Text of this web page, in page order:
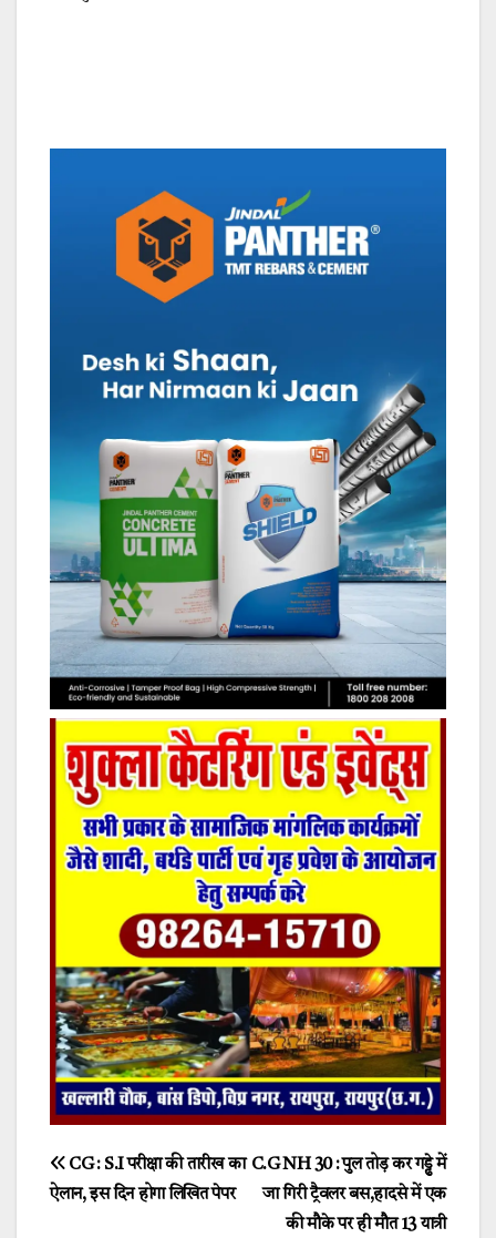
Post
navigation
C.G NH 30 : पुल तोड़ कर गड्ढे में
जा गिरी ट्रैवलर बस,हादसे में एक
की मौके पर ही मौत 13 यात्री
CG : S.I परीक्षा की तारीख का
ऐलान, इस दिन होगा लिखित पेपर